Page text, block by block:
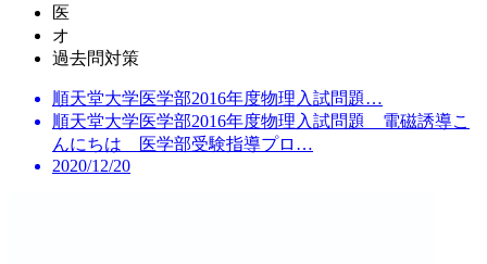
医
オ
過去問対策
順天堂大学医学部2016年度物理入試問題…
順天堂大学医学部2016年度物理入試問題 電磁誘導こ
んにちは 医学部受験指導プロ…
2020/12/20